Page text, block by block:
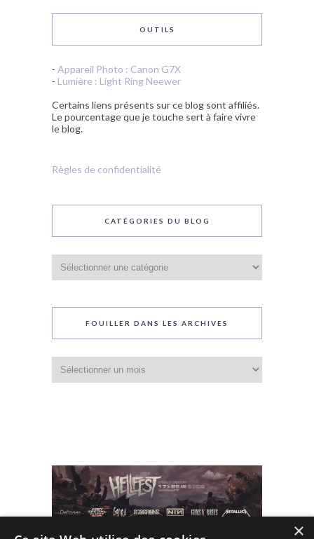
OUTILS
- Appareil Photo : Canon G7X
- Lumière : Light Ring Neewer
Certains liens présents sur ce blog sont affiliés.
Le pourcentage que je touche sert à faire vivre
le blog.
Règles de confidentialité
CATÉGORIES DU BLOG
du
blog
FOUILLER DANS LES ARCHIVES
dans
les
×